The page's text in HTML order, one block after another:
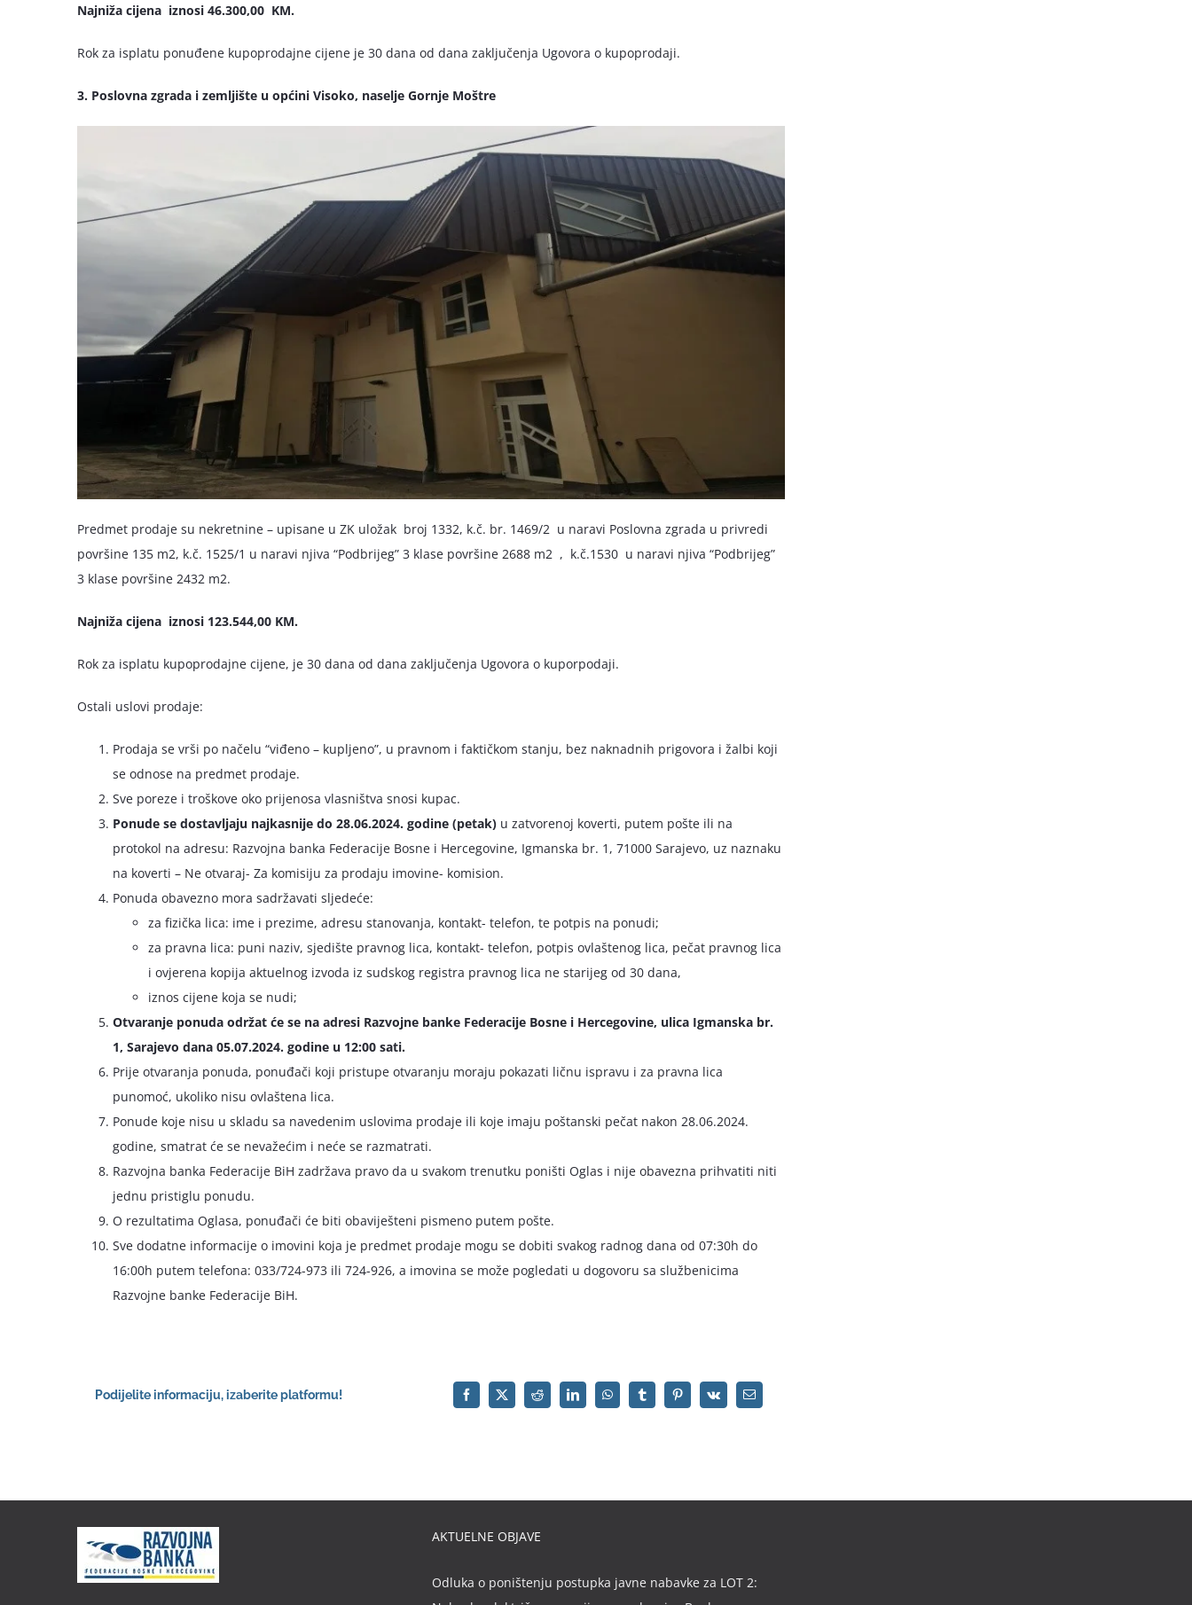
Najniža cijena iznosi 46.300,00 KM.
Rok za isplatu ponuđene kupoprodajne cijene je 30 dana od dana zaključenja Ugovora o kupoprodaji.
3. Poslovna zgrada i zemljište u općini Visoko, naselje Gornje Moštre
Predmet prodaje su nekretnine – upisane u ZK uložak broj 1332, k.č. br. 1469/2 u naravi Poslovna zgrada u privredi
površine 135 m2, k.č. 1525/1 u naravi njiva “Podbrijeg” 3 klase površine 2688 m2 , k.č.1530 u naravi njiva “Podbrijeg”
3 klase površine 2432 m2.
Najniža cijena iznosi 123.544,00 KM.
Rok za isplatu kupoprodajne cijene, je 30 dana od dana zaključenja Ugovora o kuporpodaji.
Ostali uslovi prodaje:
Prodaja se vrši po načelu “viđeno – kupljeno”, u pravnom i faktičkom stanju, bez naknadnih prigovora i žalbi koji
se odnose na predmet prodaje.
Sve poreze i troškove oko prijenosa vlasništva snosi kupac.
Ponude se dostavljaju najkasnije do 28.06.2024. godine (petak) u zatvorenoj koverti, putem pošte ili na
protokol na adresu: Razvojna banka Federacije Bosne i Hercegovine, Igmanska br. 1, 71000 Sarajevo, uz naznaku
na koverti – Ne otvaraj- Za komisiju za prodaju imovine- komision.
Ponuda obavezno mora sadržavati sljedeće:
za fizička lica: ime i prezime, adresu stanovanja, kontakt- telefon, te potpis na ponudi;
za pravna lica: puni naziv, sjedište pravnog lica, kontakt- telefon, potpis ovlaštenog lica, pečat pravnog lica
i ovjerena kopija aktuelnog izvoda iz sudskog registra pravnog lica ne starijeg od 30 dana,
iznos cijene koja se nudi;
Otvaranje ponuda održat će se na adresi Razvojne banke Federacije Bosne i Hercegovine, ulica Igmanska br.
1, Sarajevo dana 05.07.2024. godine u 12:00 sati.
Prije otvaranja ponuda, ponuđači koji pristupe otvaranju moraju pokazati ličnu ispravu i za pravna lica
punomoć, ukoliko nisu ovlaštena lica.
Ponude koje nisu u skladu sa navedenim uslovima prodaje ili koje imaju poštanski pečat nakon 28.06.2024.
godine, smatrat će se nevažećim i neće se razmatrati.
Razvojna banka Federacije BiH zadržava pravo da u svakom trenutku poništi Oglas i nije obavezna prihvatiti niti
jednu pristiglu ponudu.
O rezultatima Oglasa, ponuđači će biti obaviješteni pismeno putem pošte.
Sve dodatne informacije o imovini koja je predmet prodaje mogu se dobiti svakog radnog dana od 07:30h do
16:00h putem telefona: 033/724-973 ili 724-926, a imovina se može pogledati u dogovoru sa službenicima
Razvojne banke Federacije BiH.
Podijelite informaciju, izaberite platformu!
AKTUELNE OBJAVE
Odluka o poništenju postupka javne nabavke za LOT 2: